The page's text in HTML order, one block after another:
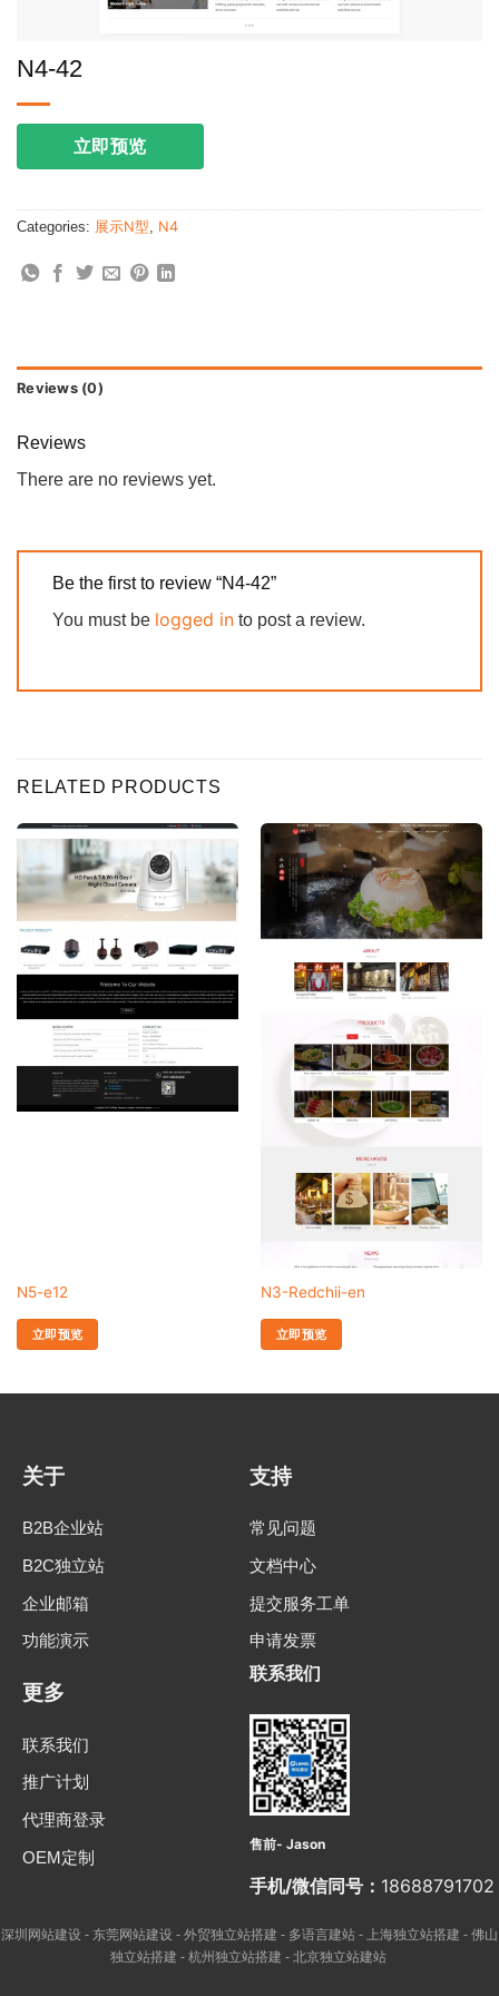
N4-42
立即预览
Categories: 展示N型, N4
Reviews (0)
Reviews
There are no reviews yet.
Be the first to review “N4-42”
You must be logged in to post a review.
RELATED PRODUCTS
N5-e12
立即预览
N3-Redchii-en
立即预览
关于
B2B企业站
B2C独立站
企业邮箱
功能演示
支持
常见问题
文档中心
提交服务工单
申请发票
更多
联系我们
推广计划
代理商登录
OEM定制
联系我们
售前- Jason
手机/微信同号： 18688791702
深圳网站建设 - 东莞网站建设 - 外贸独立站搭建 - 多语言建站 - 上海独立站搭建 - 佛山
独立站搭建 - 杭州独立站搭建 - 北京独立站建站